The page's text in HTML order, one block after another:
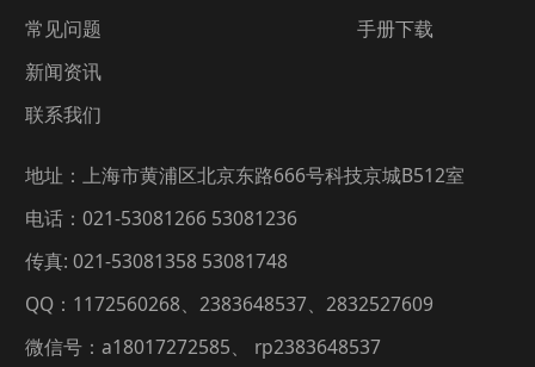
常见问题
新闻资讯
联系我们
手册下载
地址：上海市黄浦区北京东路666号科技京城B512室
电话：021-53081266 53081236
传真: 021-53081358 53081748
QQ：1172560268、2383648537、2832527609
微信号：a18017272585、 rp2383648537